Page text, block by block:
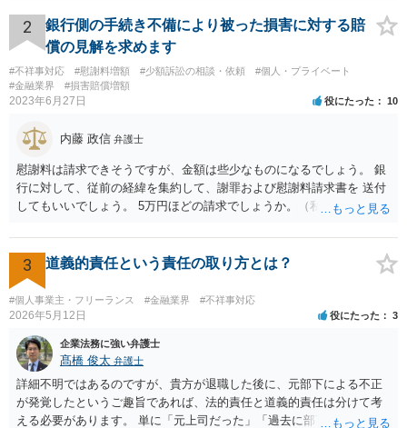
士に同意を求めているだけです。 最初の回答では分かりづらかったの
かもしれませんが、質問にわかりやすく答えると「法的に許される」
が答えになります。 補足でアドバイスしておきますと、今私に反論し
てきたその内容をゆうちょ銀行にぶつければいいとおもいます。 もっ
とも、ぶつけられたゆうちょ銀行があなたと契約するかは法律上ゆう
ちょ銀行の自由です。
2
銀行側の手続き不備により被った損害に対する賠
償の見解を求めます
#不祥事対応 #慰謝料増額 #少額訴訟の相談・依頼
#個人・プライベート
#金融業界
#損害賠償増額
2023年6月27日 役にたった 10
内藤 政信 弁護士
慰謝料は請求できそうですが、金額は些少なものになるでしょう。 銀
行に対して、従前の経緯を集約して、謝罪および慰謝料請求書を 送付
してもいいでしょう。 5万円ほどの請求でしょうか。（私見）
3 道義的責任という責任の取り方とは？
#個人事業主・フリーランス #金融業界 #不祥事対応
2026年5月12日 役にたった 3
企業法務に強い弁護士
髙橋 俊太 弁護士
詳細不明ではあるのですが、貴方が退職した後に、元部下による不正
が発覚したというご趣旨であれば、法的責任と道義的責任は分けて考
える必要があります。 単に「元上司だった」「過去に部下だった」と